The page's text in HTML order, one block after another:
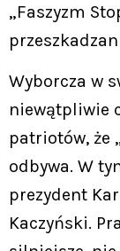
„Faszyzm
Wyborcza w
niewątpliwie
patriotów, że
odbywa. W
prezydent
Kaczyński.